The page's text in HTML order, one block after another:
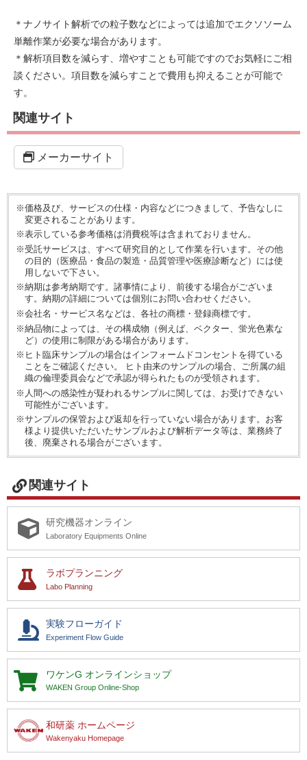
＊ナノサイト解析での粒子数などによっては追加でエクソソーム
単離作業が必要な場合があります。
＊解析項目数を減らす、増やすことも可能ですのでお気軽にご相
談ください。項目数を減らすことで費用も抑えることが可能で
す。
関連サイト
メーカーサイト
※価格及び、サービスの仕様・内容などにつきまして、予告なしに
変更されることがあります。
※表示している参考価格は消費税等は含まれておりません。
※受託サービスは、すべて研究目的として作業を行います。その他
の目的（医療品・食品の製造・品質管理や医療診断など）には使
用しないで下さい。
※納期は参考納期です。諸事情により、前後する場合がございま
す。納期の詳細については個別にお問い合わせください。
※会社名・サービス名などは、各社の商標・登録商標です。
※納品物によっては、その構成物（例えば、ベクター、蛍光色素な
ど）の使用に制限がある場合があります。
※ヒト臨床サンプルの場合はインフォームドコンセントを得ている
ことをご確認ください。 ヒト由来のサンプルの場合、ご所属の組
織の倫理委員会などで承認が得られたものが受領されます。
※人間への感染性が疑われるサンプルに関しては、お受けできない
可能性がございます。
※サンプルの保管および返却を行っていない場合があります。お客
様より提供いただいたサンプルおよび解析データ等は、業務終了
後、廃棄される場合がございます。
関連サイト
研究機器オンライン
Laboratory Equipments Online
ラボプランニング
Labo Planning
実験フローガイド
Experiment Flow Guide
ワケンG オンラインショップ
WAKEN Group Online-Shop
和研薬 ホームページ
Wakenyaku Homepage